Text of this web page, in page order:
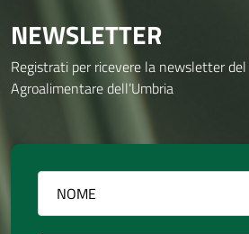
NEWSLETTER
Registrati per ricevere la newsletter del
Agroalimentare dell’Umbria